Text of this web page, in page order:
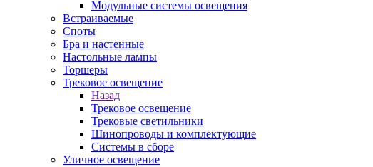
Модульные системы освещения
Встраиваемые
Споты
Бра и настенные
Настольные лампы
Торшеры
Трековое освещение
Назад
Трековое освещение
Трековые светильники
Шинопроводы и комплектующие
Системы в сборе
Уличное освещение